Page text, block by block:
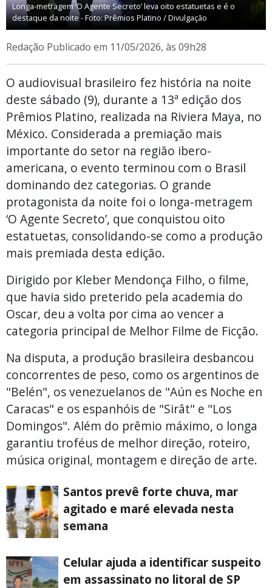
Longa-metragem ‘O Agente Secreto’ leva oito estatuetas e é o
destaque da noite - Foto: Prêmios Platino / Divulgação
Redação Publicado em 11/05/2026, às 09h28
O audiovisual brasileiro fez história na noite
deste sábado (9), durante a 13ª edição dos
Prêmios Platino, realizada na Riviera Maya, no
México. Considerada a premiação mais
importante do setor na região ibero-
americana, o evento terminou com o Brasil
dominando dez categorias. O grande
protagonista da noite foi o longa-metragem
‘O Agente Secreto’, que conquistou oito
estatuetas, consolidando-se como a produção
mais premiada desta edição.
Dirigido por Kleber Mendonça Filho, o filme,
que havia sido preterido pela academia do
Oscar, deu a volta por cima ao vencer a
categoria principal de Melhor Filme de Ficção.
Na disputa, a produção brasileira desbancou
concorrentes de peso, como os argentinos de
"Belén", os venezuelanos de "Aún es Noche en
Caracas" e os espanhóis de "Sirât" e "Los
Domingos". Além do prêmio máximo, o longa
garantiu troféus de melhor direção, roteiro,
música original, montagem e direção de arte.
Santos prevê forte chuva, mar
agitado e maré elevada nesta
semana
Celular ajuda a identificar suspeito
em assassinato no litoral de SP